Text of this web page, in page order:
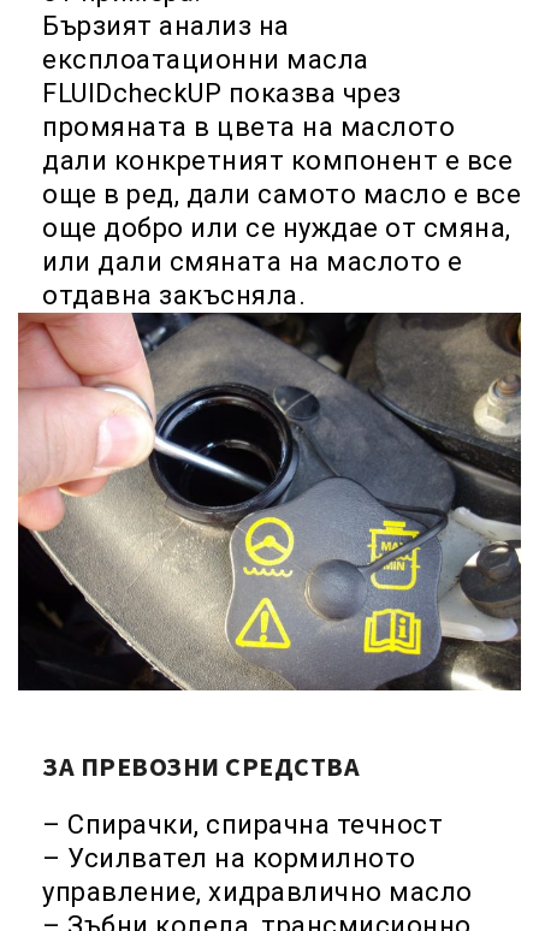
Бързият анализ на
експлоатационни масла
FLUIDcheckUP показва чрез
промяната в цвета на маслото
дали конкретният компонент е все
още в ред, дали самото масло е все
още добро или се нуждае от смяна,
или дали смяната на маслото е
отдавна закъсняла.
ЗА ПРЕВОЗНИ СРЕДСТВА
– Спирачки, спирачна течност
– Усилвател на кормилното
управление, хидравлично масло
– Зъбни колела, трансмисионно